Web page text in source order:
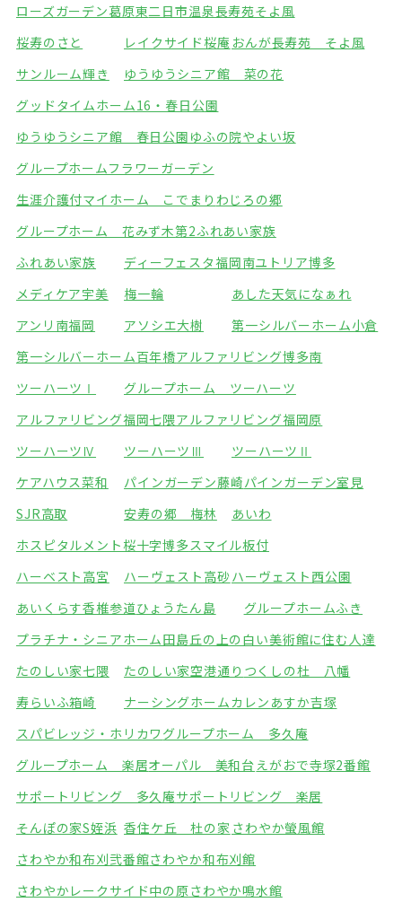
ローズガーデン葛原東二日市温泉長寿苑そよ風
桜寿のさと
レイクサイド桜庵 おんが長寿苑 そよ風
サンルーム輝き
ゆうゆうシニア館 菜の花
グッドタイムホーム16・春日公園
ゆうゆうシニア館 春日公園 ゆふの院やよい坂
グループホームフラワーガーデン
生涯介護付マイホーム こでまり わじろの郷
グループホーム 花みず木第2ふれあい家族
ふれあい家族
ディーフェスタ福岡南ユトリア博多
メディケア宇美
梅一輪
あした天気になぁれ
アンリ南福岡
アソシエ大樹
第一シルバーホーム小倉
第一シルバーホーム百年橋アルファリビング博多南
ツーハーツⅠ
グループホーム ツーハーツ
アルファリビング福岡七隈アルファリビング福岡原
ツーハーツⅣ
ツーハーツⅢ
ツーハーツⅡ
ケアハウス菜和
パインガーデン藤崎パインガーデン室見
SJR高取
安寿の郷 梅林
あいわ
ホスピタルメント桜十字博多スマイル板付
ハーベスト高宮
ハーヴェスト高砂 ハーヴェスト西公園
あいくらす香椎参道ひょうたん島
グループホームふき
プラチナ・シニアホーム田島丘の上の白い美術館に住む人達
たのしい家七隈
たのしい家空港通り つくしの杜 八幡
寿らいふ箱崎
ナーシングホームカレン あすか吉塚
スパビレッジ・ホリカワ グループホーム 多久庵
グループホーム 楽居オーパル 美和台 えがおで寺塚2番館
サポートリビング 多久庵サポートリビング 楽居
そんぽの家S姪浜 香住ケ丘 杜の家 さわやか螢風館
さわやか和布刈弐番館さわやか和布刈館
さわやかレークサイド中の原さわやか鳴水館